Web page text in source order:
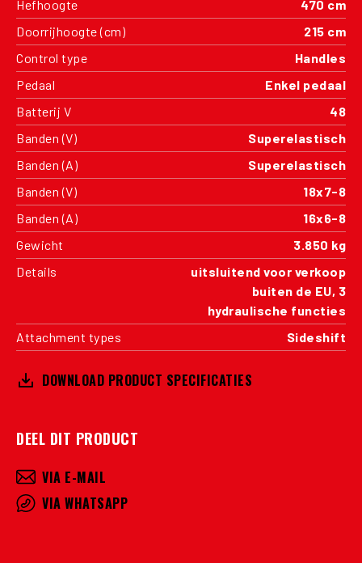
Hefhoogte
470 cm
Doorrijhoogte (cm)
215 cm
Control type
Handles
Pedaal
Enkel pedaal
Batterij V
48
Banden (V)
Superelastisch
Banden (A)
Superelastisch
Banden (V)
18x7-8
Banden (A)
16x6-8
Gewicht
3.850 kg
Details
uitsluitend voor verkoop
buiten de EU, 3
hydraulische functies
Attachment types
Sideshift
DOWNLOAD PRODUCT SPECIFICATIES
DEEL DIT PRODUCT
VIA E-MAIL
VIA WHATSAPP